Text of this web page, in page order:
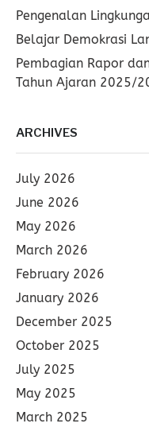
Pengenalan
Belajar Demokrasi
Pembagian Rapor
Tahun Ajaran 2025/
ARCHIVES
July 2026
June 2026
May 2026
March 2026
February 2026
January 2026
December 2025
October 2025
July 2025
May 2025
March 2025